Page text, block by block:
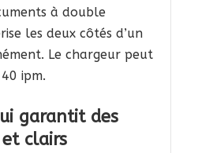
à double
les deux côtés d’un
Le chargeur peut
ipm.
garantit des
clairs